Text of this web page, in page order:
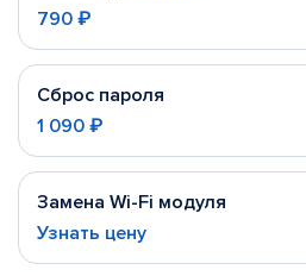
790 ₽
Сброс пароля
1 090 ₽
Замена Wi-Fi модуля
Узнать цену